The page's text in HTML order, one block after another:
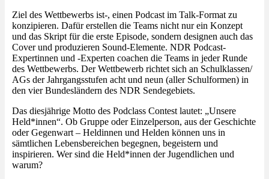
Ziel des Wettbewerbs ist-, einen Podcast im Talk-Format zu
konzipieren. Dafür erstellen die Teams nicht nur ein Konzept
und das Skript für die erste Episode, sondern designen auch das
Cover und produzieren Sound-Elemente. NDR Podcast-
Expertinnen und -Experten coachen die Teams in jeder Runde
des Wettbewerbs. Der Wettbewerb richtet sich an Schulklassen/
AGs der Jahrgangsstufen acht und neun (aller Schulformen) in
den vier Bundesländern des NDR Sendegebiets.
Das diesjährige Motto des Podclass Contest lautet: „Unsere
Held*innen“. Ob Gruppe oder Einzelperson, aus der Geschichte
oder Gegenwart – Heldinnen und Helden können uns in
sämtlichen Lebensbereichen begegnen, begeistern und
inspirieren. Wer sind die Held*innen der Jugendlichen und
warum?